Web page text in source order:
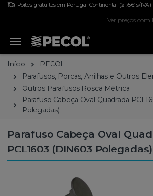
Portes gratuitos em Portugal Continental (≥ 75€ s/IVA)
Ver preços com
Início
PECOL
Parafusos, Porcas, Anilhas e Outros
Outros Parafusos Rosca Métrica
Parafuso Cabeça Oval Quadrada
Polegadas)
Parafuso Cabeça Oval
PCL1603 (DIN603 Polegadas)